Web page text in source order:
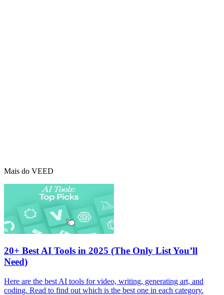
Mais do VEED
20+ Best AI Tools in 2025 (The Only List You’ll
Need)
Here are the best AI tools for video, writing, generating art, and
coding. Read to find out which is the best one in each category.